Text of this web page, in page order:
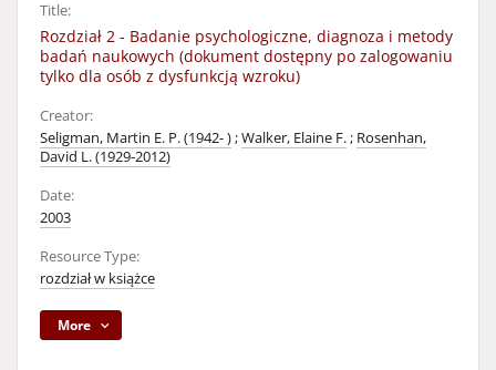
Title:
Rozdział 2 - Badanie psychologiczne, diagnoza i metody
badań naukowych (dokument dostępny po zalogowaniu
tylko dla osób z dysfunkcją wzroku)
Creator:
Seligman, Martin E. P. (1942- );Walker, Elaine F.; Rosenhan,
David L. (1929-2012)
Date:
2003
Resource Type:
rozdział w książce
More